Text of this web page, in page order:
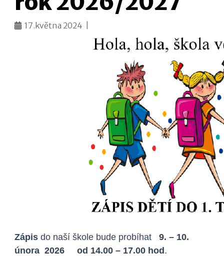
17.května 2024 |
Zápis do naší škole bude probíhat9. – 10.
února 2026 od 14.00 – 17.00 hod.